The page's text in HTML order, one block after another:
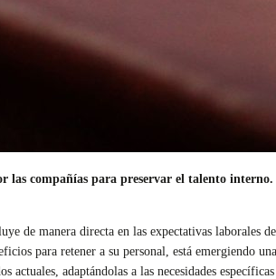
las compañías para preservar el talento interno.
de manera directa en las expectativas laborales
para retener a su personal, está emergiendo
adaptándolas a las necesidades